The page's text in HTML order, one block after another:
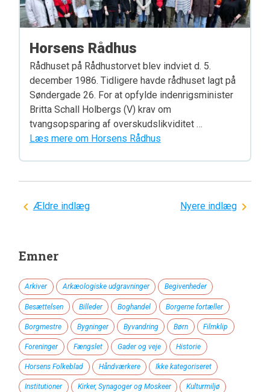
Horsens Rådhus
Rådhuset på Rådhustorvet blev indviet d. 5.
december 1986. Tidligere havde rådhuset lagt på
Søndergade 26. For at opfylde indenrigsminister
Britta Schall Holbergs (V) krav om
tvangsopsparing af overskudslikviditet …
Læs mere om Horsens Rådhus
Navigation
indlæg
Ældre indlæg Nyere indlæg
Emner
Arkiver Arkæologiske udgravninger Begivenheder
Besættelsen Billeder Boghandel Borgerne fortæller
Borgmestre Bygninger Byvandring Børn Filmklip
Foreninger Fængslet Gader og veje Historie
Horsens Folkeblad Håndværkere Ikke kategoriseret
Institutioner Kirker, Synagoger og Moskeer Kulturmiljø